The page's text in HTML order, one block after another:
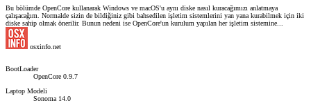
Bu bölümde OpenCore kullanarak Windows ve macOS'u aynı diske nasıl kuracağımızı anlatmaya
çalışacağım. Normalde sizin de bildiğiniz gibi bahsedilen işletim sistemlerini yan yana kurabilmek için iki
diske sahip olmak önerilir. Bunun nedeni ise OpenCore'un kurulum yapılan her işletim sistemine...
osxinfo.net
BootLoader
OpenCore 0.9.7
Laptop Modeli
Sonoma 14.0